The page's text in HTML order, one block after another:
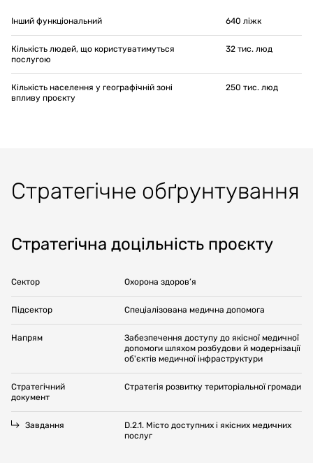
Інший функціональний 640 ліжк
Кількість людей, що користуватимуться
послугою
32 тис. люд
Кількість населення у географічній зоні
впливу проєкту
250 тис. люд
Стратегічне обґрунтування
Стратегічна доцільність проєкту
Сектор Охорона здоров’я
Підсектор Спеціалізована медична допомога
Напрям
Забезпечення доступу до якісної медичної
допомоги шляхом розбудови й модернізації
об'єктів медичної інфраструктури
Стратегічний
документ
Стратегія розвитку територіальної громади
Завдання
D.2.1. Місто доступних і якісних медичних
послуг